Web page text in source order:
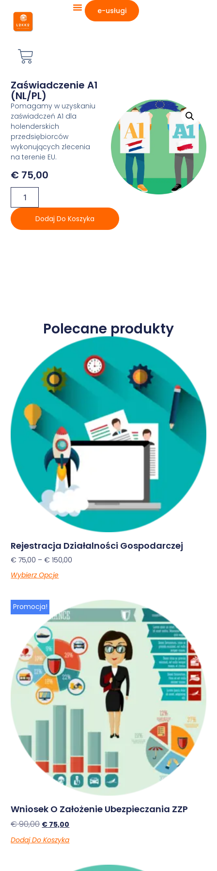
e-usługi
Zaświadczenie A1
(NL/PL)
Pomagamy w uzyskaniu
zaświadczeń A1 dla
holenderskich
przedsiębiorców
wykonujących zlecenia
na terenie EU.
€ 75,00
Dodaj Do Koszyka
Polecane produkty
Rejestracja Działalności Gospodarczej
€ 75,00 – € 150,00
Wybierz Opcje
Promocja!
Wniosek O Założenie Ubezpieczania ZZP
€90,00 € 75,00
Dodaj Do Koszyka